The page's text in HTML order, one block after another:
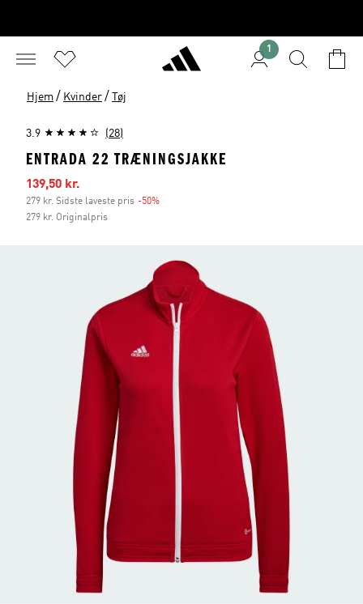
1
Hjem / Kvinder / Tøj
3.9 (28)
ENTRADA 22 TRÆNINGSJAKKE
Udsalgspris
139,50 kr.
279 kr. Sidste laveste pris -50%
279 kr. Originalpris